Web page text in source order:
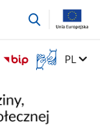
przejdź
Otwórz
okno
języka
Zmień
PL